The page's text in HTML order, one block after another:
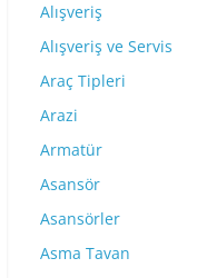
Alışveriş
Alışveriş ve Servis
Araç Tipleri
Arazi
Armatür
Asansör
Asansörler
Asma Tavan